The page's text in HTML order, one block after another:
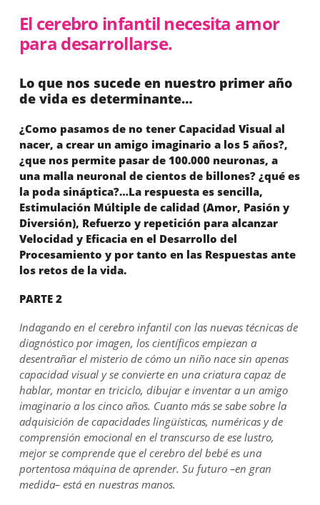
El cerebro infantil necesita amor
para desarrollarse.
Lo que nos sucede en nuestro primer año
de vida es determinante…
¿Como pasamos de no tener Capacidad Visual al
nacer, a crear un amigo imaginario a los 5 años?,
¿que nos permite pasar de 100.000 neuronas, a
una malla neuronal de cientos de billones? ¿qué es
la poda sináptica?…La respuesta es sencilla,
Estimulación Múltiple de calidad (Amor, Pasión y
Diversión), Refuerzo y repetición para alcanzar
Velocidad y Eficacia en el Desarrollo del
Procesamiento y por tanto en las Respuestas ante
los retos de la vida.
PARTE 2
Indagando en el cerebro infantil con las nuevas técnicas de
diagnóstico por imagen, los científicos empiezan a
desentrañar el misterio de cómo un niño nace sin apenas
capacidad visual y se convierte en una criatura capaz de
hablar, montar en triciclo, dibujar e inventar a un amigo
imaginario a los cinco años. Cuanto más se sabe sobre la
adquisición de capacidades lingüísticas, numéricas y de
comprensión emocional en el transcurso de ese lustro,
mejor se comprende que el cerebro del bebé es una
portentosa máquina de aprender. Su futuro –en gran
medida– está en nuestras manos.